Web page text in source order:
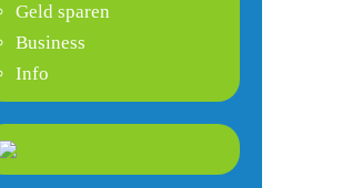
Geld sparen
Business
Info